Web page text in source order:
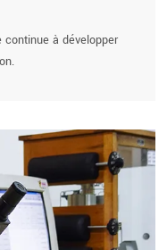
à développer